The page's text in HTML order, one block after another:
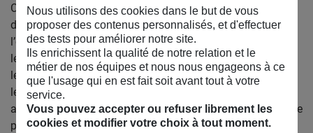
Construction et négociations des frontières raciales dans
deux types de familles mixtes en France », portait sur
l’étude croisée de deux configurations familiales dans
lesquelles la mixité raciale est particulièrement saillante :
les familles ayant eu recours à l’adoption internationale et
les familles formées par des couples mixtes. Chercheuse
associée à l’Observatoire Sociologique du Changement, elle
par ailleurs chargée de cours à l’Université Paris 8, où elle
Nous utilisons des cookies dans le but de vous
proposer des contenus personnalisés, et d'effectuer
des tests pour améliorer notre site.
Ils enrichissent la qualité de notre relation et le
métier de nos équipes et nous nous engageons à ce
que l'usage qui en est fait soit avant tout à votre
service.
Vous pouvez accepter ou refuser librement les
cookies et modifier votre choix à tout moment.